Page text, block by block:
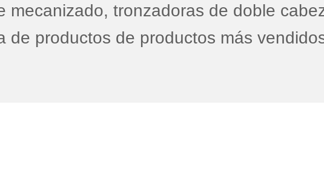
mecanizado, tronzadoras de doble
de productos de productos más